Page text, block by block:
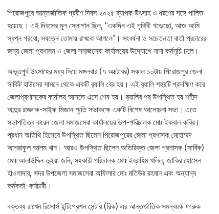
পিরোজপুরে আন্তর্জাতিক প্রবীণ দিবস ২০২৫ ব্যাপক উৎসাহ ও ধরণের সঙ্গে পালিত
হয়েছে। এই দিবসের মূল স্লোগান ছিল, “একদিন এই পৃথিবী গড়েছো, আজ আমি
স্বপ্ন গরবো, সযত্নে তোমায় রাখবো আগলে”। সংবর্ধনা ও সচেতনতা বার্তা প্রচারের
জন্য জেলা প্রশাসন ও জেলা সমাজসেবা কার্যালয়ের উদ্যোগে নানা কর্মসূচি চলে।
অভূতপূর্ব উৎসাহের মধ্য দিয়ে মঙ্গলবার (৭ অক্টোবর) সকাল ১০টায় পিরোজপুর জেলা
সার্কিট হাউসের সামনে থেকে একটি র‌্যালি বের হয়। এই র‌্যালি শহরটি প্রদক্ষিণ করে
জেলাপ্রশাসকের কার্যালয় আসতে এসে শেষ হয়। র‌্যালির পর উপস্থিত হয় শহীদ
আব্দুর রাজ্জাক-সাইফ মিজান স্মৃতি সভাকক্ষে একটি বিশেষ আলোচনা সভা। এতে
সভাপতিত্ব করেন জেলা সমাজসেবা কার্যালয়ের উপ-পরিচালক মোঃ ইকবাল কবির।
প্রধান অতিথি হিসেবে উপস্থিত ছিলেন পিরোজপুরের জেলা প্রশাসক মোহাম্মদ
আশরাফুল আলম খান। আরও উপস্থিত ছিলেন অতিরিক্ত জেলা প্রশাসক (সার্বিক)
মোঃ আলাউদ্দিন ভূইয়া জনি, সহকারী পরিচালক মোঃ ইব্রাহিম খলিল, জাকির হোসেন
হাওলাদার, সদর উপজেলা সমাজসেবা অফিসার মোঃ মতিউর রহমান এবং অন্যান্য
কর্মকর্তা-কর্মচারী।
বক্তব্য রাখেন রিসোর্স ইন্টিগ্রেশন সেন্টার (রিক) এর আন্তর্জাতিক সমন্বয়ক ফারুক